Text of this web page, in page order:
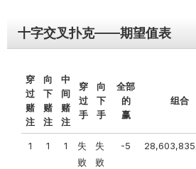
十字交叉扑克——期望值表
穿
过
赌
注
向
下
赌
注
中
间
赌
注
穿
过
手
向
下
手
全部
的
赢
组合
1 1 1
失
败
失
败
-5